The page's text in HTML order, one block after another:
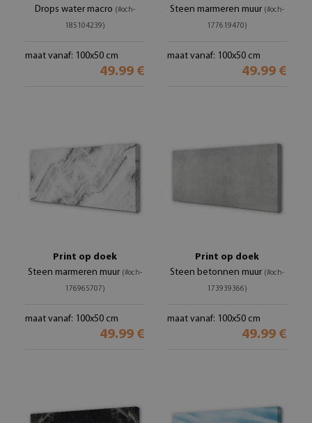
Drops water macro (#och-
185104239)
maat vanaf: 100x50 cm
49.99 €
Steen marmeren muur (#och-
177619470)
maat vanaf: 100x50 cm
49.99 €
Print op doek
Steen marmeren muur (#och-
176965707)
maat vanaf: 100x50 cm
49.99 €
Print op doek
Steen betonnen muur (#och-
173939366)
maat vanaf: 100x50 cm
49.99 €